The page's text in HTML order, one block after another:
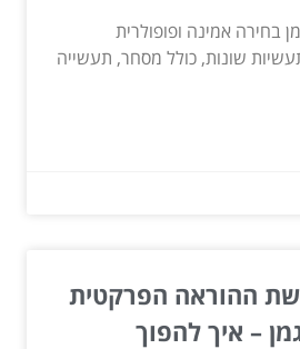
בחירה אמינה ופופולרית
שונות, כולל מסחר, תעשייה
ההוראה הפרקטית
– איך להפוך